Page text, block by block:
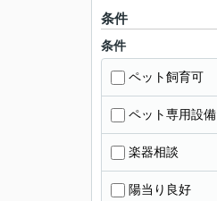
条件
条件
ペット飼育可
ペット専用設備
楽器相談
陽当り良好